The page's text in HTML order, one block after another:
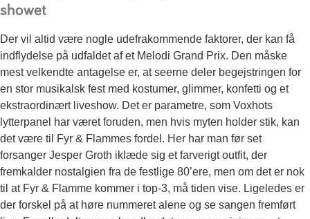
showet
Der vil altid være nogle udefrakommende faktorer, der kan få
indflydelse på udfaldet af et Melodi Grand Prix. Den måske
mest velkendte antagelse er, at seerne deler begejstringen for
en stor musikalsk fest med kostumer, glimmer, konfetti og et
ekstraordinært liveshow. Det er parametre, som Voxhots
lytterpanel har været foruden, men hvis myten holder stik, kan
det være til Fyr & Flammes fordel. Her har man før set
forsanger Jesper Groth iklæde sig et farverigt outfit, der
fremkalder nostalgien fra de festlige 80’ere, men om det er nok
til at Fyr & Flamme kommer i top-3, må tiden vise. Ligeledes er
der forskel på at høre nummeret alene og se sangen fremført